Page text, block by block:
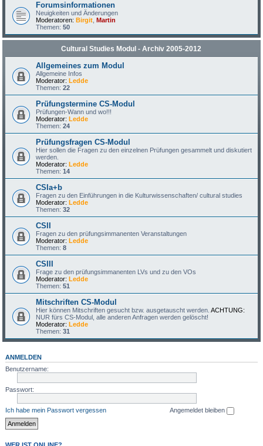
Forumsinformationen
Neuigkeiten und Änderungen
Moderatoren: Birgit ,Martin
Themen:50
Cultural Studies Modul - Archiv 2005-2012
Allgemeines zum Modul
Allgemeine Infos
Moderator: Ledde
Themen:22
Prüfungstermine CS-Modul
Prüfungen-Wann und wo!!!
Moderator: Ledde
Themen:24
Prüfungsfragen CS-Modul
Hier sollen die Fragen zu den einzelnen Prüfungen gesammelt und diskutiert
werden.
Moderator: Ledde
Themen:14
CSIa+b
Fragen zu den Einführungen in die Kulturwissenschaften/ cultural studies
Moderator: Ledde
Themen:32
CSII
Fragen zu den prüfungsimmanenten Veranstaltungen
Moderator: Ledde
Themen:8
CSIII
Frage zu den prüfungsimmanenten LVs und zu den VOs
Moderator: Ledde
Themen:51
Mitschriften CS-Modul
Hier können Mitschriften gesucht bzw. ausgetauscht werden.ACHTUNG:
NUR fürs CS-Modul, alle anderen Anfragen werden gelöscht!
Moderator: Ledde
Themen:31
ANMELDEN
Benutzername:
Passwort:
Ich habe mein Passwort vergessen Angemeldet bleiben